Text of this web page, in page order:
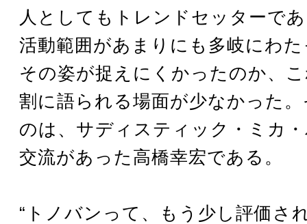
人としてもトレンドセッターで
活動範囲があまりにも多岐にわ
その姿が捉えにくかったのか、
割に語られる場面が少なかった
のは、サディスティック・ミカ
交流があった高橋幸宏である。
“トノバンって、もう少し評価さ